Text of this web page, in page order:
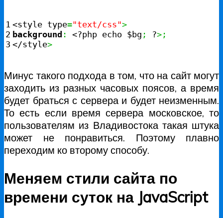
1
2
<style type="text/css">
background : <?php echo $bg ; ?>;
</style>
Минус такого подхода в том, что на сайт могут
заходить из разных часовых поясов, а время
будет браться с сервера и будет неизменным.
То есть если время сервера московское, то
пользователям из Владивостока такая штука
может не понравиться. Поэтому плавно
переходим ко второму способу.
Меняем стили сайта по
времени суток на JavaScript